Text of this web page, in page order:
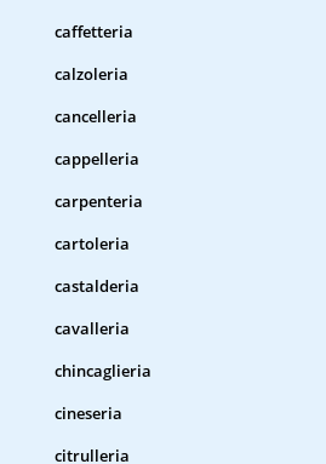
caffetteria
calzoleria
cancelleria
cappelleria
carpenteria
cartoleria
castalderia
cavalleria
chincaglieria
cineseria
citrulleria